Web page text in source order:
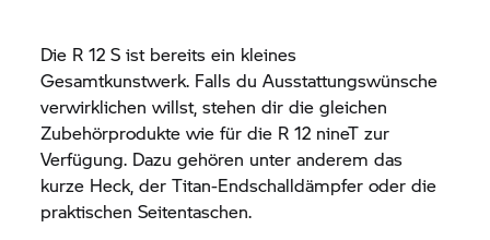
Die R 12 S ist bereits ein kleines
Gesamtkunstwerk. Falls du Ausstattungswünsche
verwirklichen willst, stehen dir die gleichen
Zubehörprodukte wie für die R 12 nineT zur
Verfügung. Dazu gehören unter anderem das
kurze Heck, der Titan-Endschalldämpfer oder die
praktischen Seitentaschen.